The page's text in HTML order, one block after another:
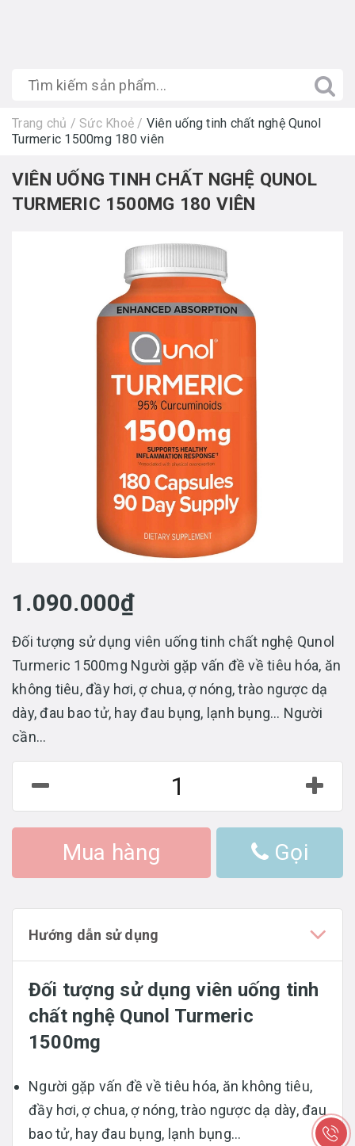
Trang chủ / Sức Khoẻ / Viên uống tinh chất nghệ Qunol
Turmeric 1500mg 180 viên
VIÊN UỐNG TINH CHẤT NGHỆ QUNOL
TURMERIC 1500MG 180 VIÊN
1.090.000₫
Đối tượng sử dụng viên uống tinh chất nghệ Qunol
Turmeric 1500mg Người gặp vấn đề về tiêu hóa, ăn
không tiêu, đầy hơi, ợ chua, ợ nóng, trào ngược dạ
dày, đau bao tử, hay đau bụng, lạnh bụng… Người
cần...
Mua hàng Gọi
Hướng dẫn sử dụng
Đối tượng sử dụng viên uống tinh
chất nghệ Qunol Turmeric
1500mg
Người gặp vấn đề về tiêu hóa, ăn không tiêu,
đầy hơi, ợ chua, ợ nóng, trào ngược dạ dày, đau
bao tử, hay đau bụng, lạnh bụng…